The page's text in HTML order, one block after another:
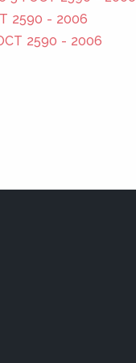
2590 - 2006
2590 - 2006